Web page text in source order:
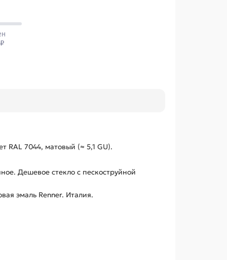
RAL 7044, матовый (≈ 5,1 GU).
Дешевое стекло с пескоструйной
эмаль Renner. Италия.